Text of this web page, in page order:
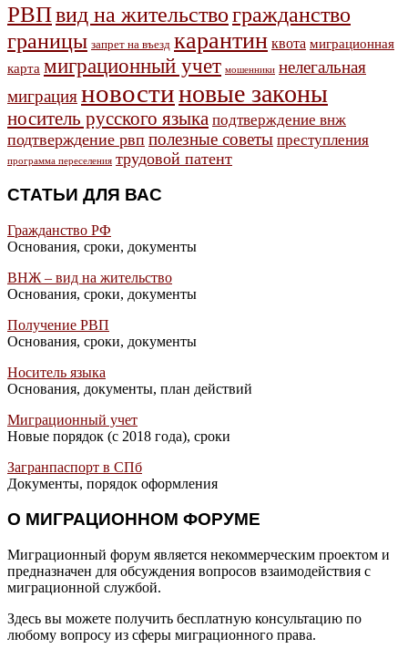
РВПвид на жительствогражданство
границы запрет на въезд карантин квота миграционная
карта миграционный учет мошенники нелегальная
миграцияновостиновые законы
носитель русского языка подтверждение внж
подтверждение рвп полезные советы преступления
программа переселения трудовой патент
СТАТЬИ ДЛЯ ВАС
Гражданство РФ
Основания, сроки, документы
ВНЖ – вид на жительство
Основания, сроки, документы
Получение РВП
Основания, сроки, документы
Носитель языка
Основания, документы, план действий
Миграционный учет
Новые порядок (с 2018 года), сроки
Загранпаспорт в СПб
Документы, порядок оформления
О МИГРАЦИОННОМ ФОРУМЕ
Миграционный форум является некоммерческим проектом и
предназначен для обсуждения вопросов взаимодействия с
миграционной службой.
Здесь вы можете получить бесплатную консультацию по
любому вопросу из сферы миграционного права.